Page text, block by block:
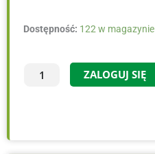
Dostępność: 122 w magazynie
ilość
Zebra'
ZALOGUJ SIĘ